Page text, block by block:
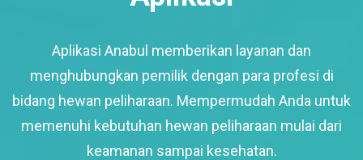
Aplikasi Anabul memberikan layanan dan
menghubungkan pemilik dengan para profesi di
bidang hewan peliharaan. Mempermudah Anda untuk
memenuhi kebutuhan hewan peliharaan mulai dari
keamanan sampai kesehatan.